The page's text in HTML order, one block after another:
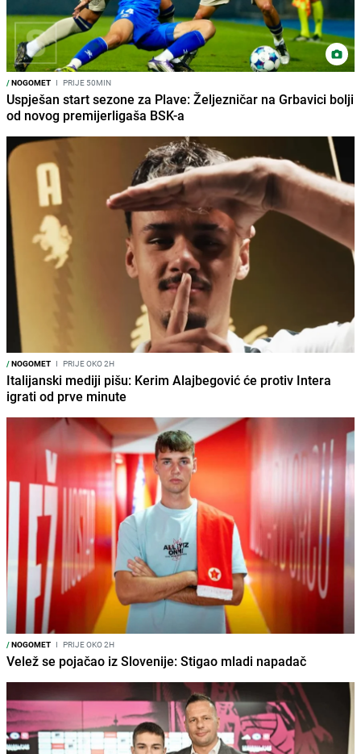
/NOGOMET I PRIJE 50MIN
Uspješan start sezone za Plave: Željezničar na Grbavici bolji
od novog premijerligaša BSK-a
/NOGOMET I PRIJE OKO 2H
Italijanski mediji pišu: Kerim Alajbegović će protiv Intera
igrati od prve minute
/NOGOMET I PRIJE OKO 2H
Velež se pojačao iz Slovenije: Stigao mladi napadač